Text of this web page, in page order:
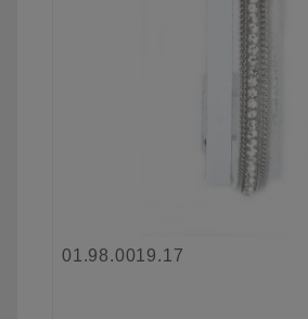
01.98.0019.17